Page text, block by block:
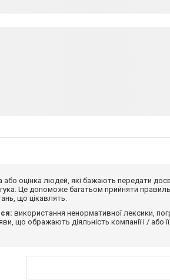
або оцінка людей, які бажають передати
Це допоможе багатьом прийняти
що цікавлять.
використання ненормативної лексики,
що ображають діяльність компанії і /